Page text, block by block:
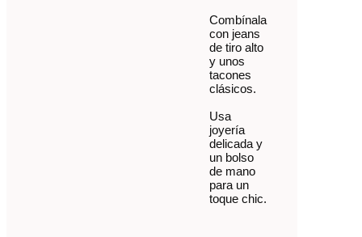
Combínala
con jeans
de tiro alto
y unos
tacones
clásicos.
Usa
joyería
delicada y
un bolso
de mano
para un
toque chic.